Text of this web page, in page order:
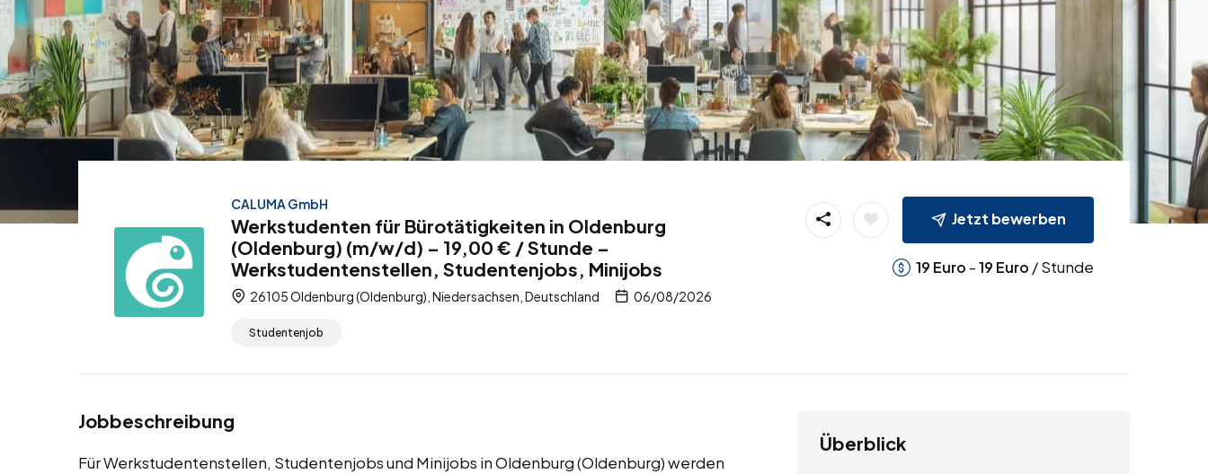
CALUMA GmbH
Werkstudenten für Bürotätigkeiten in Oldenburg
(Oldenburg) (m/w/d) – 19,00 € / Stunde –
Werkstudentenstellen, Studentenjobs, Minijobs
26105 Oldenburg (Oldenburg), Niedersachsen, Deutschland 06/08/2026
Studentenjob
Jetzt bewerben
19 Euro -19 Euro / Stunde
Jobbeschreibung
Für Werkstudentenstellen, Studentenjobs und Minijobs in Oldenburg (Oldenburg) werden
Überblick